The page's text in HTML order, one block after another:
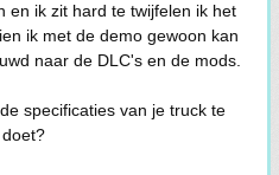
en ik zit hard te twijfelen ik het
ik met de demo gewoon kan
naar de DLC's en de mods.
specificaties van je truck te